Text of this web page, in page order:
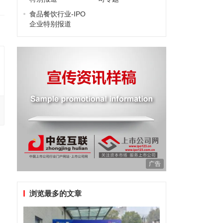
食品餐饮行业-IPO
企业特别报道
广告
浏览最多的文章